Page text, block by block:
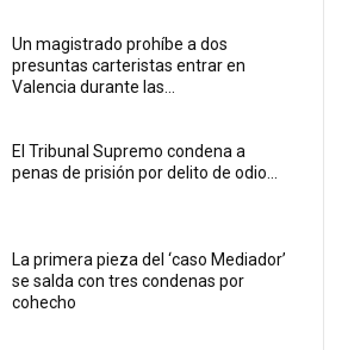
Un magistrado prohíbe a dos
presuntas carteristas entrar en
Valencia durante las...
El Tribunal Supremo condena a
penas de prisión por delito de odio...
La primera pieza del ‘caso Mediador’
se salda con tres condenas por
cohecho